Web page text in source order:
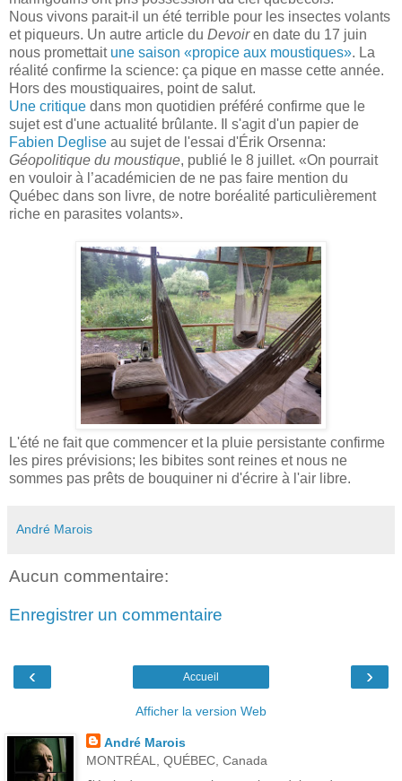
Nous vivons parait-il un été terrible pour les insectes volants
et piqueurs. Un autre article du Devoiren date du 17 juin
nous promettait une saison «propice aux moustiques». La
réalité confirme la science: ça pique en masse cette année.
Hors des moustiquaires, point de salut.
Une critique dans mon quotidien préféré confirme que le
sujet est d'une actualité brûlante. Il s'agit d'un papier de
Fabien Deglise au sujet de l'essai d'Érik Orsenna:
Géopolitique du moustique, publié le 8 juillet. «On pourrait
en vouloir à l’académicien de ne pas faire mention du
Québec dans son livre, de notre boréalité particulièrement
riche en parasites volants».
L'été ne fait que commencer et la pluie persistante confirme
les pires prévisions; les bibites sont reines et nous ne
sommes pas prêts de bouquiner ni d'écrire à l'air libre.
André Marois
Aucun commentaire:
Enregistrer un commentaire
‹ ›
Accueil
Afficher la version Web
André Marois
MONTRÉAL, QUÉBEC, Canada